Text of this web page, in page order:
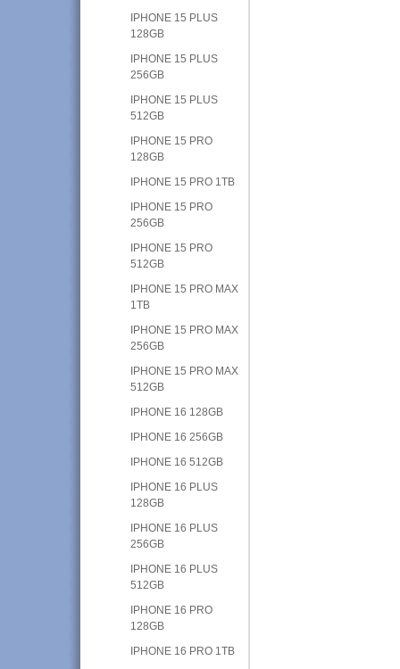
IPHONE 15 PLUS
128GB
IPHONE 15 PLUS
256GB
IPHONE 15 PLUS
512GB
IPHONE 15 PRO
128GB
IPHONE 15 PRO 1TB
IPHONE 15 PRO
256GB
IPHONE 15 PRO
512GB
IPHONE 15 PRO MAX
1TB
IPHONE 15 PRO MAX
256GB
IPHONE 15 PRO MAX
512GB
IPHONE 16 128GB
IPHONE 16 256GB
IPHONE 16 512GB
IPHONE 16 PLUS
128GB
IPHONE 16 PLUS
256GB
IPHONE 16 PLUS
512GB
IPHONE 16 PRO
128GB
IPHONE 16 PRO 1TB